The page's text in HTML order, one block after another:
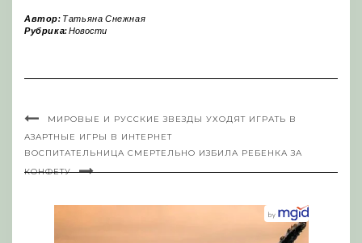
Автор: Татьяна Снежная
Рубрика:Новости
МИРОВЫЕ И РУССКИЕ ЗВЕЗДЫ УХОДЯТ ИГРАТЬ В
АЗАРТНЫЕ ИГРЫ В ИНТЕРНЕТ
ВОСПИТАТЕЛЬНИЦА СМЕРТЕЛЬНО ИЗБИЛА РЕБЕНКА ЗА
КОНФЕТУ